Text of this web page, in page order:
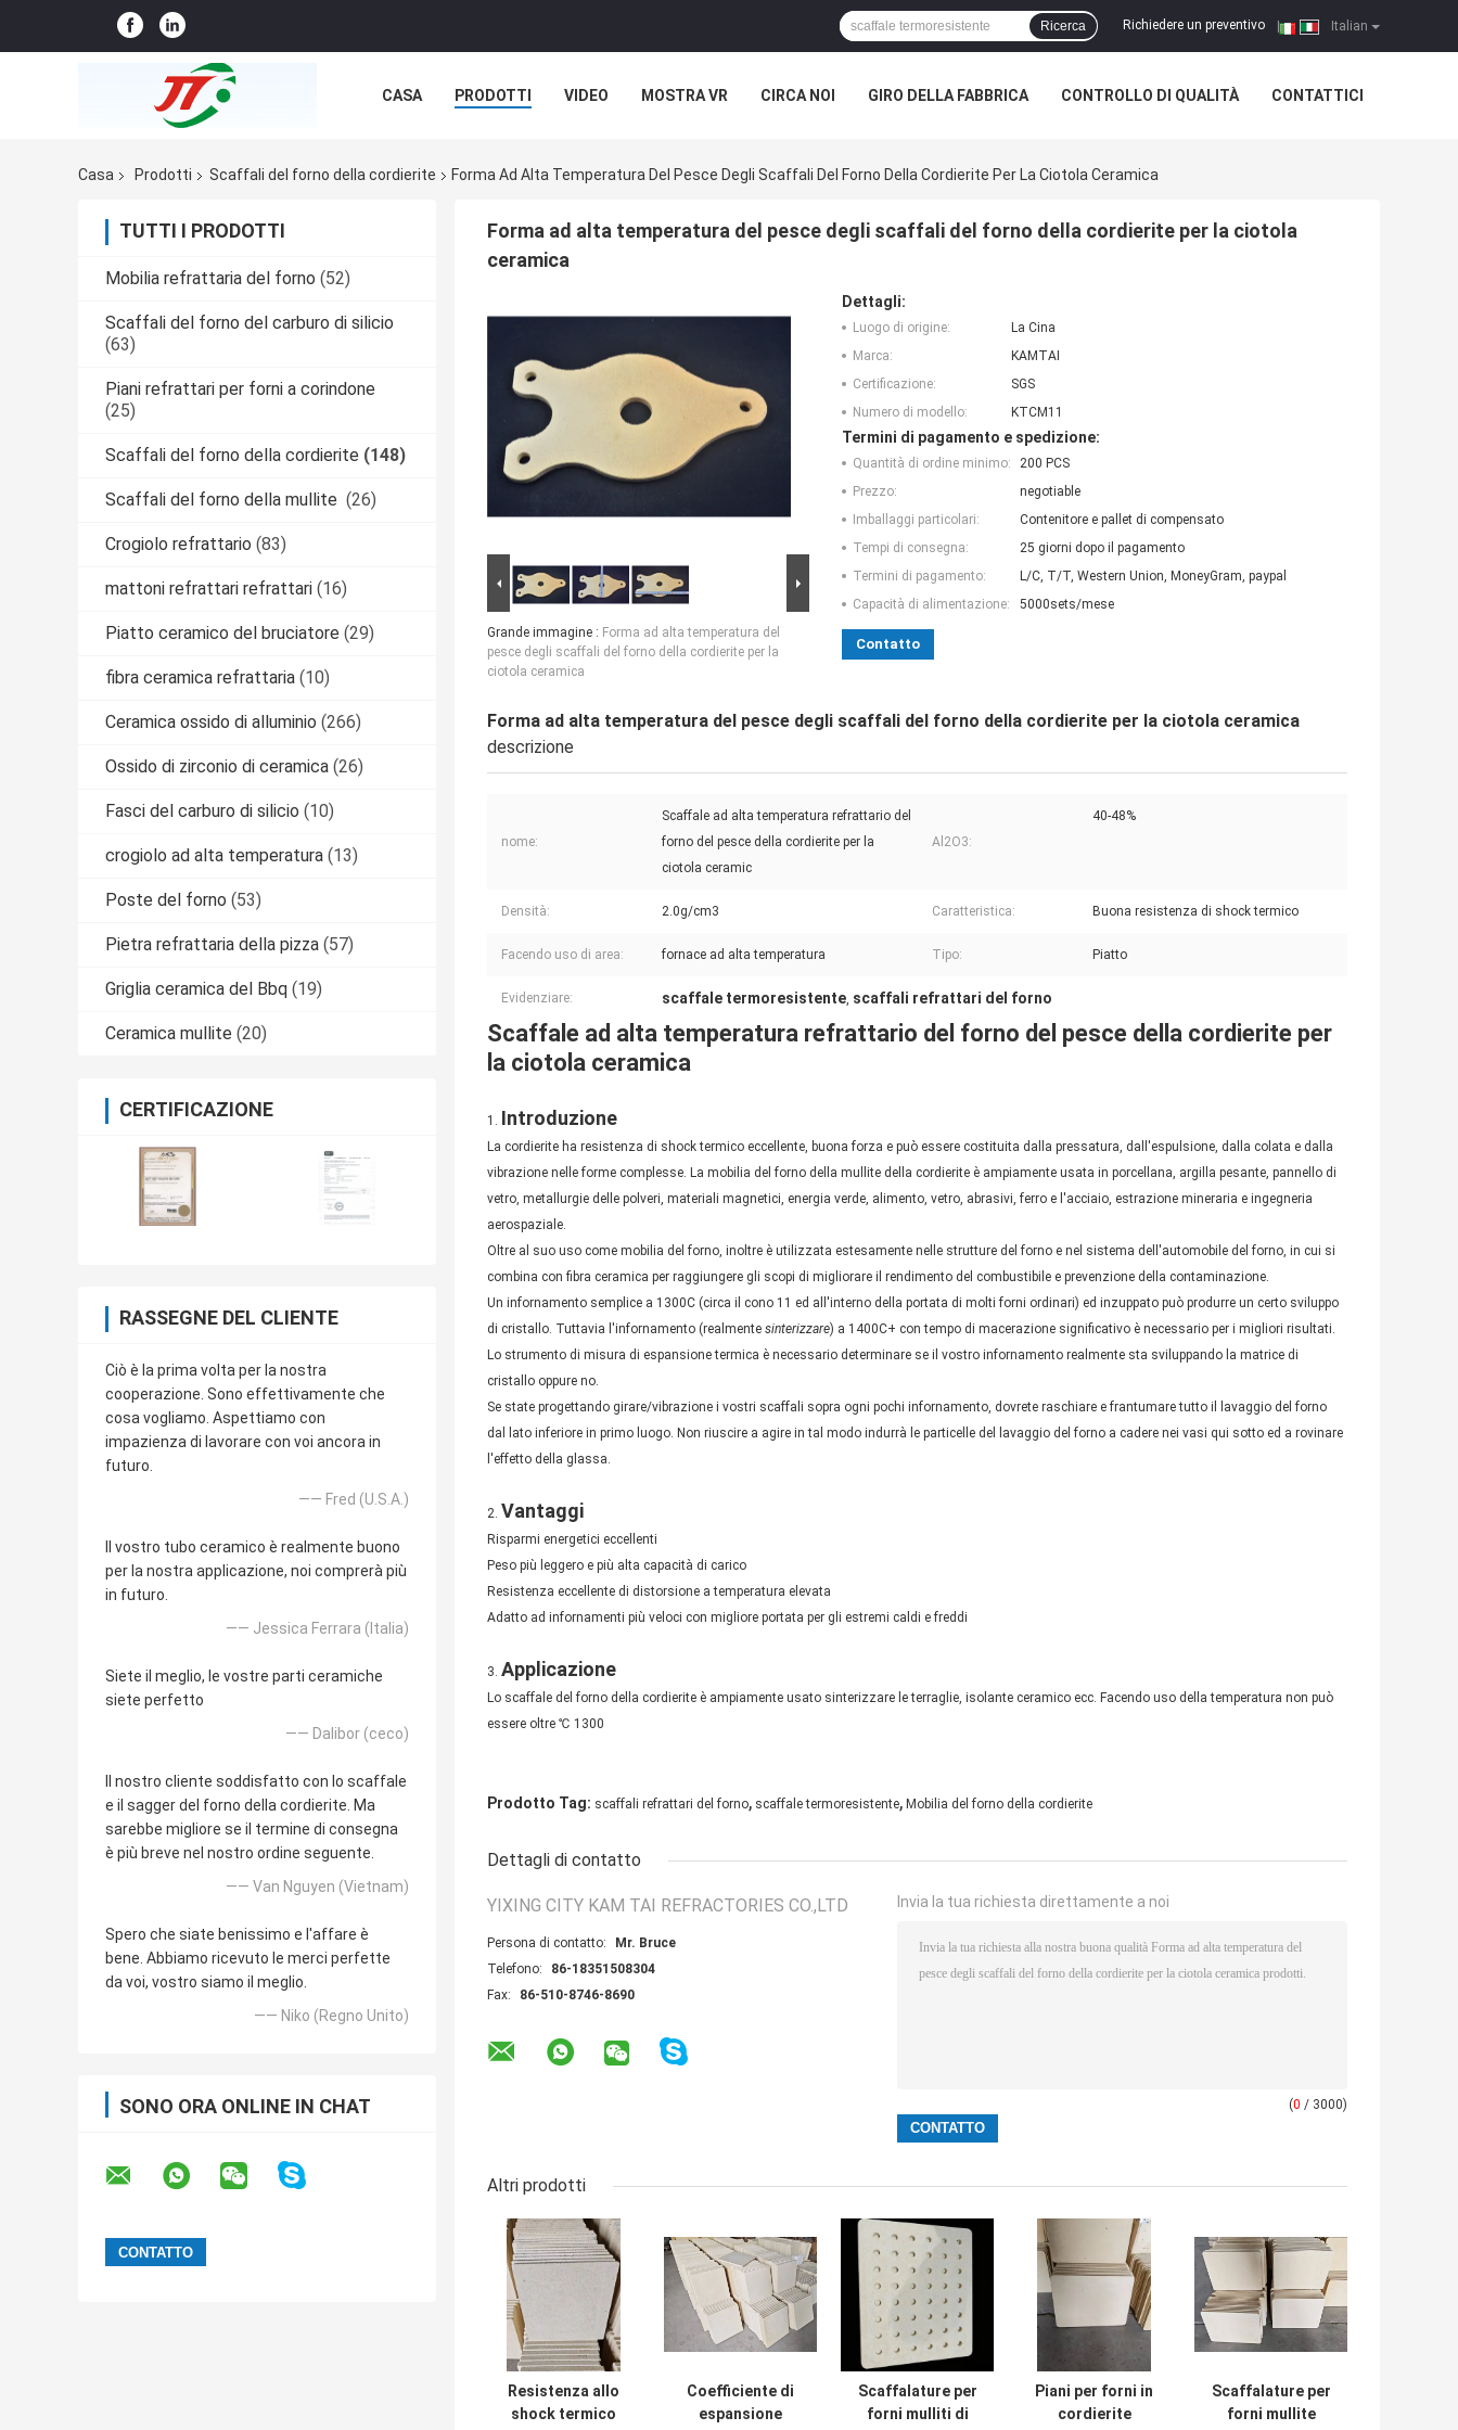
Italian
Richiedere un preventivo |
Ricerca
CASA PRODOTTI VIDEO MOSTRA VR CIRCA NOI GIRO DELLA FABBRICA CONTROLLO DI QUALITÀ CONTATTICI
Casa
Prodotti Scaffali del forno della cordierite Forma Ad Alta Temperatura Del Pesce Degli Scaffali Del Forno Della Cordierite Per La Ciotola Ceramica
TUTTI I PRODOTTI
Mobilia refrattaria del forno (52)
Scaffali del forno del carburo di silicio
(63)
Piani refrattari per forni a corindone
(25)
Scaffali del forno della cordierite (148)
Scaffali del forno della mullite (26)
Crogiolo refrattario (83)
mattoni refrattari refrattari (16)
Piatto ceramico del bruciatore (29)
fibra ceramica refrattaria (10)
Ceramica ossido di alluminio (266)
Ossido di zirconio di ceramica (26)
Fasci del carburo di silicio (10)
crogiolo ad alta temperatura (13)
Poste del forno (53)
Pietra refrattaria della pizza (57)
Griglia ceramica del Bbq (19)
Ceramica mullite (20)
CERTIFICAZIONE
RASSEGNE DEL CLIENTE
Ciò è la prima volta per la nostra
cooperazione. Sono effettivamente che
cosa vogliamo. Aspettiamo con
impazienza di lavorare con voi ancora in
futuro.
—— Fred (U.S.A.)
Il vostro tubo ceramico è realmente buono
per la nostra applicazione, noi comprerà più
in futuro.
—— Jessica Ferrara (Italia)
Siete il meglio, le vostre parti ceramiche
siete perfetto
—— Dalibor (ceco)
Il nostro cliente soddisfatto con lo scaffale
e il sagger del forno della cordierite. Ma
sarebbe migliore se il termine di consegna
è più breve nel nostro ordine seguente.
—— Van Nguyen (Vietnam)
Spero che siate benissimo e l'affare è
bene. Abbiamo ricevuto le merci perfette
da voi, vostro siamo il meglio.
—— Niko (Regno Unito)
SONO ORA ONLINE IN CHAT
Forma ad alta temperatura del pesce degli scaffali del forno della cordierite per la ciotola
ceramica
Grande immagine : Forma ad alta temperatura del
pesce degli scaffali del forno della cordierite per la
ciotola ceramica
Dettagli:
Luogo di origine:
La Cina
Marca:
KAMTAI
Certificazione:
SGS
Numero di modello:
KTCM11
Termini di pagamento e spedizione:
Quantità di ordine minimo:
200 PCS
Prezzo:
negotiable
Imballaggi particolari:
Contenitore e pallet di compensato
Tempi di consegna:
25 giorni dopo il pagamento
Termini di pagamento:
L/C, T/T, Western Union, MoneyGram, paypal
Capacità di alimentazione:
5000sets/mese
Contatto
Forma ad alta temperatura del pesce degli scaffali del forno della cordierite per la ciotola ceramica
descrizione
nome:
Scaffale ad alta temperatura refrattario del
forno del pesce della cordierite per la
ciotola ceramic
Al2O3:
40-48%
Densità: 2.0g/cm3 Caratteristica: Buona resistenza di shock termico
Facendo uso di area: fornace ad alta temperatura Tipo: Piatto
Evidenziare: scaffale termoresistente, scaffali refrattari del forno
Scaffale ad alta temperatura refrattario del forno del pesce della cordierite per
la ciotola ceramica
1. Introduzione
La cordierite ha resistenza di shock termico eccellente, buona forza e può essere costituita dalla pressatura, dall'espulsione, dalla colata e dalla
vibrazione nelle forme complesse. La mobilia del forno della mullite della cordierite è ampiamente usata in porcellana, argilla pesante, pannello di
vetro, metallurgie delle polveri, materiali magnetici, energia verde, alimento, vetro, abrasivi, ferro e l'acciaio, estrazione mineraria e ingegneria
aerospaziale.
Oltre al suo uso come mobilia del forno, inoltre è utilizzata estesamente nelle strutture del forno e nel sistema dell'automobile del forno, in cui si
combina con fibra ceramica per raggiungere gli scopi di migliorare il rendimento del combustibile e prevenzione della contaminazione.
Un infornamento semplice a 1300C (circa il cono 11 ed all'interno della portata di molti forni ordinari) ed inzuppato può produrre un certo sviluppo
di cristallo. Tuttavia l'infornamento (realmente sinterizzare) a 1400C+ con tempo di macerazione significativo è necessario per i migliori risultati.
Lo strumento di misura di espansione termica è necessario determinare se il vostro infornamento realmente sta sviluppando la matrice di
cristallo oppure no.
Se state progettando girare/vibrazione i vostri scaffali sopra ogni pochi infornamento, dovrete raschiare e frantumare tutto il lavaggio del forno
dal lato inferiore in primo luogo. Non riuscire a agire in tal modo indurrà le particelle del lavaggio del forno a cadere nei vasi qui sotto ed a rovinare
l'effetto della glassa.
2. Vantaggi
Risparmi energetici eccellenti
Peso più leggero e più alta capacità di carico
Resistenza eccellente di distorsione a temperatura elevata
Adatto ad infornamenti più veloci con migliore portata per gli estremi caldi e freddi
3. Applicazione
Lo scaffale del forno della cordierite è ampiamente usato sinterizzare le terraglie, isolante ceramico ecc. Facendo uso della temperatura non può
essere oltre ℃ 1300
Prodotto Tag: scaffali refrattari del forno, scaffale termoresistente, Mobilia del forno della cordierite
Dettagli di contatto
YIXING CITY KAM TAI REFRACTORIES CO.,LTD
Persona di contatto:
Mr. Bruce
Telefono:
86-18351508304
Fax:
86-510-8746-8690
Invia la tua richiesta direttamente a noi
(0 / 3000)
Altri prodotti
Resistenza allo
shock termico
Coefficiente di
espansione
Scaffalature per
forni mulliti di
Piani per forni in
cordierite
Scaffalature per
forni mullite